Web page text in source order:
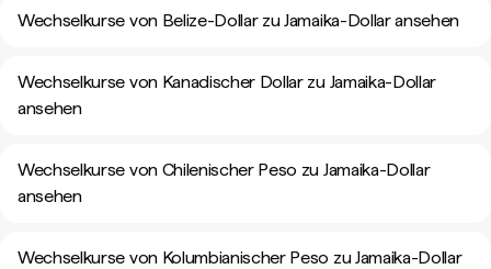
Wechselkurse von Belize-Dollar zu Jamaika-Dollar ansehen
Wechselkurse von Kanadischer Dollar zu Jamaika-Dollar
ansehen
Wechselkurse von Chilenischer Peso zu Jamaika-Dollar
ansehen
Wechselkurse von Kolumbianischer Peso zu Jamaika-Dollar